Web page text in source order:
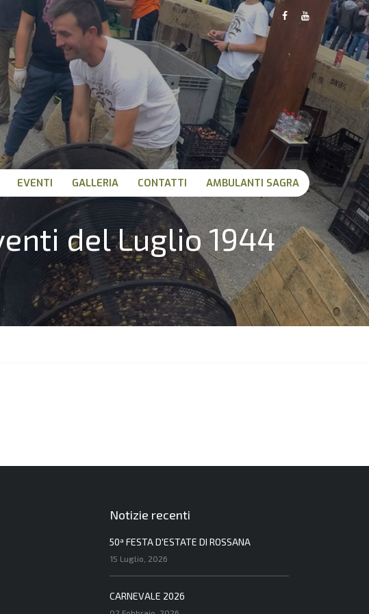
EVENTI GALLERIA CONTATTI AMBULANTI SAGRA
del Luglio 1944
Notizie recenti
50ª FESTA D'ESTATE DI ROSSANA
15 Luglio, 2026
CARNEVALE 2026